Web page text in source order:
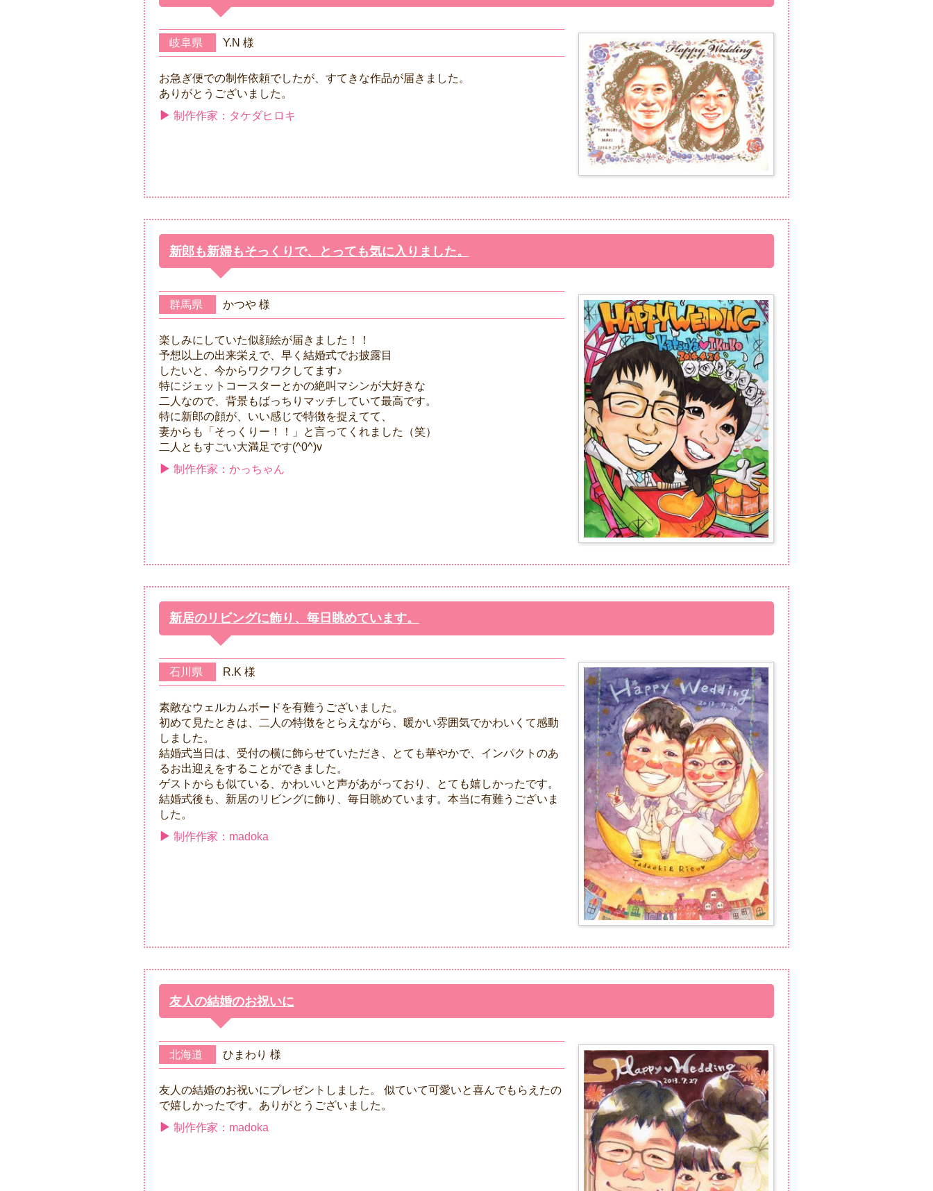
岐阜県 Y.N 様
お急ぎ便での制作依頼でしたが、すてきな作品が届きました。
ありがとうございました。
制作作家：タケダヒロキ
新郎も新婦もそっくりで、とっても気に入りました。
群馬県 かつや 様
楽しみにしていた似顔絵が届きました！！
予想以上の出来栄えで、早く結婚式でお披露目
したいと、今からワクワクしてます♪
特にジェットコースターとかの絶叫マシンが大好きな
二人なので、背景もばっちりマッチしていて最高です。
特に新郎の顔が、いい感じで特徴を捉えてて、
妻からも「そっくりー！！」と言ってくれました（笑）
二人ともすごい大満足です(^0^)v
制作作家：かっちゃん
新居のリビングに飾り、毎日眺めています。
石川県 R.K 様
素敵なウェルカムボードを有難うございました。
初めて見たときは、二人の特徴をとらえながら、暖かい雰囲気でかわいくて感動
しました。
結婚式当日は、受付の横に飾らせていただき、とても華やかで、インパクトのあ
るお出迎えをすることができました。
ゲストからも似ている、かわいいと声があがっており、とても嬉しかったです。
結婚式後も、新居のリビングに飾り、毎日眺めています。本当に有難うございま
した。
制作作家：madoka
友人の結婚のお祝いに
北海道 ひまわり 様
友人の結婚のお祝いにプレゼントしました。 似ていて可愛いと喜んでもらえたの
で嬉しかったです。ありがとうございました。
制作作家：madoka